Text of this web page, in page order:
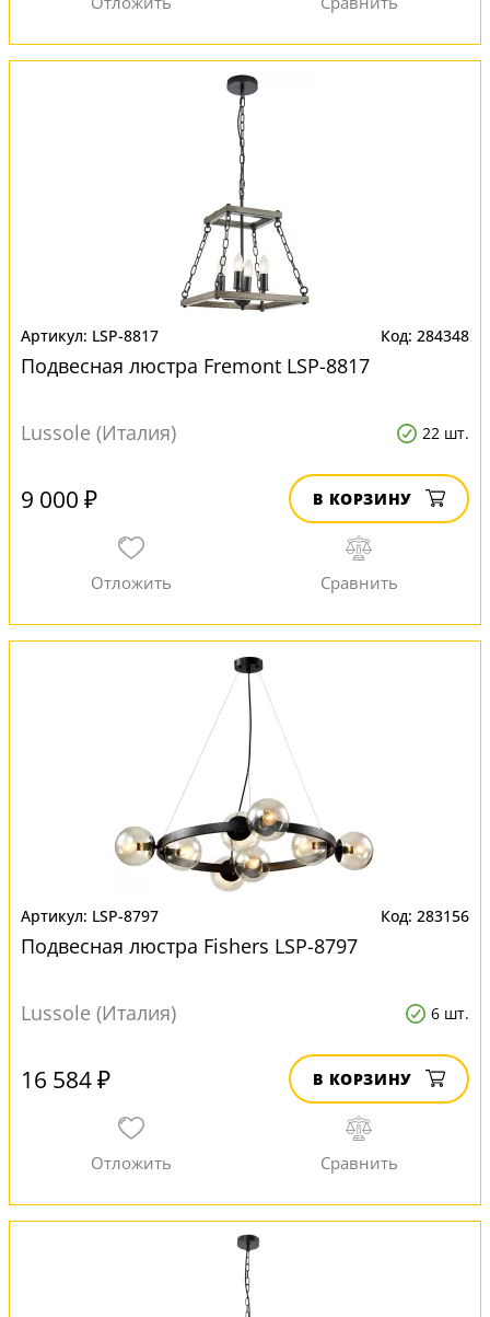
LSP-8817 284348
Подвесная люстра Fremont LSP-8817
Lussole (Италия) 22 шт.
9 000 ₽ В КОРЗИНУ
LSP-8797 283156
Подвесная люстра Fishers LSP-8797
Lussole (Италия) 6 шт.
16 584 ₽ В КОРЗИНУ